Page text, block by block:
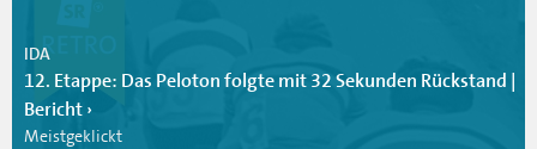
IDA
12. Etappe: Das Peloton folgte mit 32 Sekunden Rückstand |
Bericht
Meistgeklickt